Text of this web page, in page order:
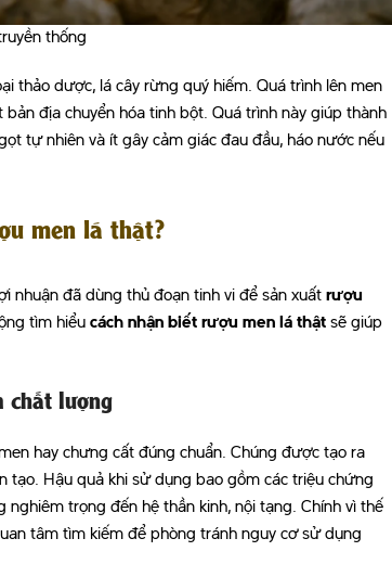
thống
thảo dược, lá cây rừng quý hiếm. Quá trình lên men
địa chuyển hóa tinh bột. Quá trình này giúp thành
tự nhiên và ít gây cảm giác đau đầu, háo nước nếu
men lá thật?
nhuận đã dùng thủ đoạn tinh vi để sản xuất rượu
tìm hiểu cách nhận biết rượu men lá thật sẽ giúp
chất lượng
hay chưng cất đúng chuẩn. Chúng được tạo ra
tạo. Hậu quả khi sử dụng bao gồm các triệu chứng
trọng đến hệ thần kinh, nội tạng. Chính vì thế
tâm tìm kiếm để phòng tránh nguy cơ sử dụng